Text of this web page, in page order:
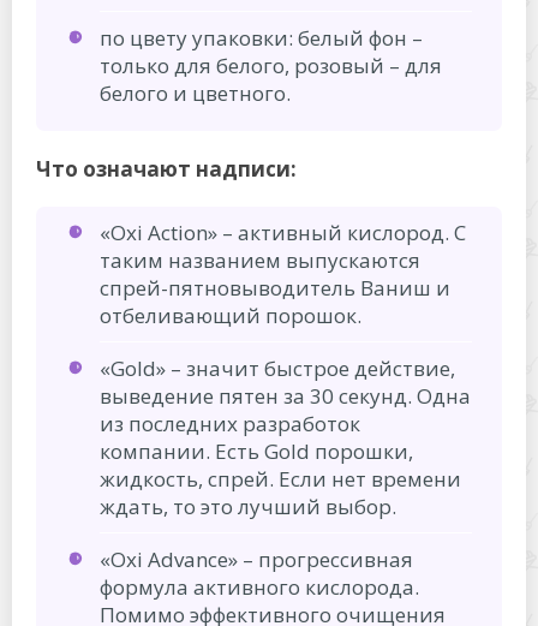
по цвету упаковки: белый фон –
только для белого, розовый – для
белого и цветного.
Что означают надписи:
«Oxi Action» – активный кислород. С
таким названием выпускаются
спрей-пятновыводитель Ваниш и
отбеливающий порошок.
«Gold» – значит быстрое действие,
выведение пятен за 30 секунд. Одна
из последних разработок
компании. Есть Gold порошки,
жидкость, спрей. Если нет времени
ждать, то это лучший выбор.
«Oxi Advance» – прогрессивная
формула активного кислорода.
Помимо эффективного очищения